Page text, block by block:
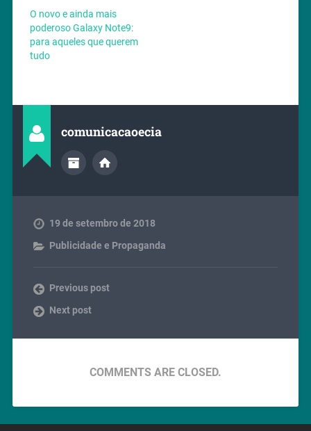
O novo e ainda mais
poderoso Galaxy Note9:
para aqueles que querem
tudo
comunicacaoecia
19 de setembro de 2018
Publicidade e Propaganda
Previous post
Next post
COMMENTS ARE CLOSED.